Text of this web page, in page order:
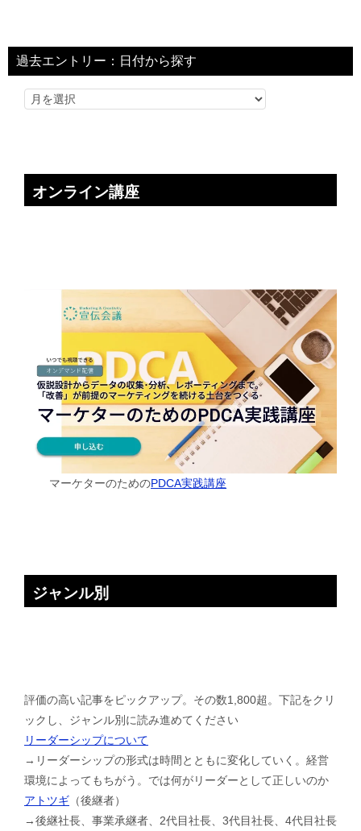
過去エントリー：日付から探す
オンライン講座
マーケターのためのPDCA実践講座
ジャンル別
評価の高い記事をピックアップ。その数1,800超。下記をクリ
ックし、ジャンル別に読み進めてください
リーダーシップについて
→リーダーシップの形式は時間とともに変化していく。経営
環境によってもちがう。では何がリーダーとして正しいのか
アトツギ （後継者）
→後継社長、事業承継者、2代目社長、3代目社長、4代目社長